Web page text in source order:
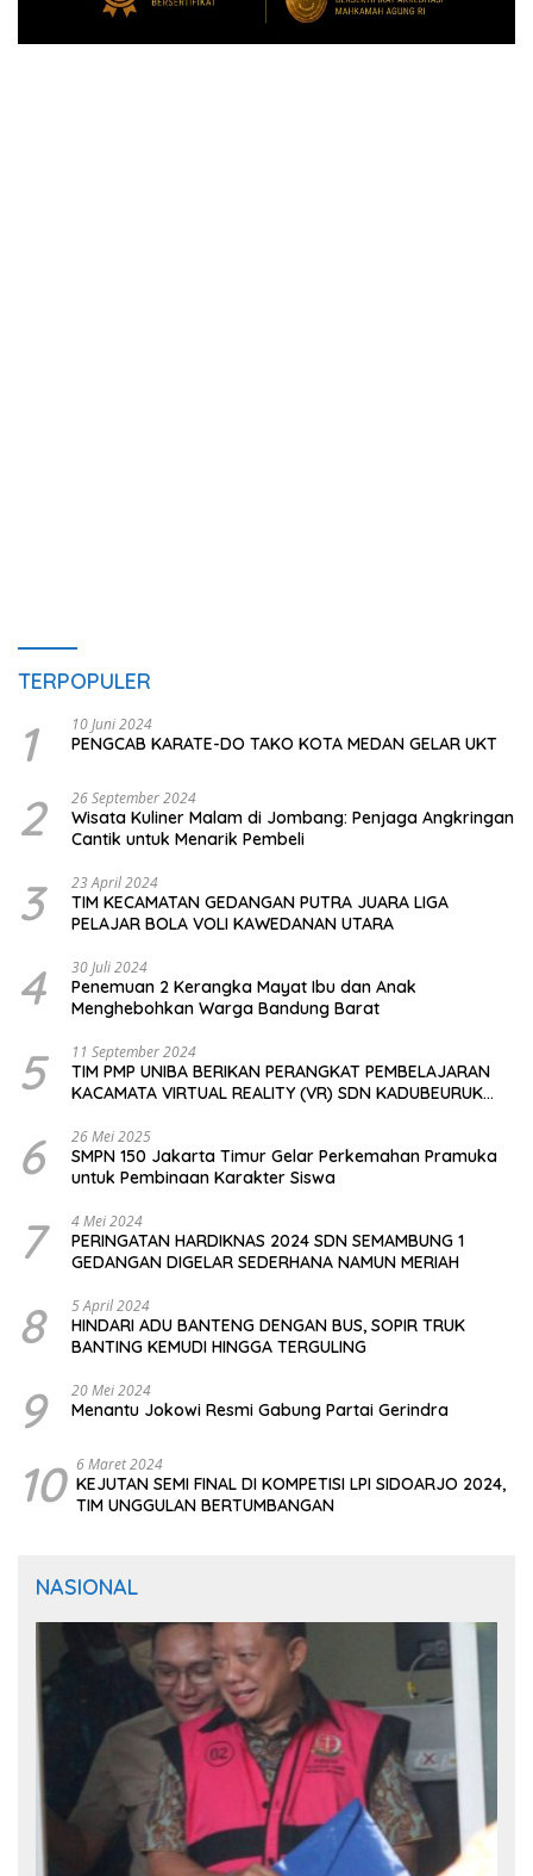
TERPOPULER
1 10 Juni 2024
PENGCAB KARATE-DO TAKO KOTA MEDAN GELAR UKT
2 26 September 2024
Wisata Kuliner Malam di Jombang: Penjaga Angkringan
Cantik untuk Menarik Pembeli
3 23 April 2024
TIM KECAMATAN GEDANGAN PUTRA JUARA LIGA
PELAJAR BOLA VOLI KAWEDANAN UTARA
4 30 Juli 2024
Penemuan 2 Kerangka Mayat Ibu dan Anak
Menghebohkan Warga Bandung Barat
5 11 September 2024
TIM PMP UNIBA BERIKAN PERANGKAT PEMBELAJARAN
KACAMATA VIRTUAL REALITY (VR) SDN KADUBEURUK
6 26 Mei 2025
SMPN 150 Jakarta Timur Gelar Perkemahan Pramuka
untuk Pembinaan Karakter Siswa
7 4 Mei 2024
PERINGATAN HARDIKNAS 2024 SDN SEMAMBUNG 1
GEDANGAN DIGELAR SEDERHANA NAMUN MERIAH
8 5 April 2024
HINDARI ADU BANTENG DENGAN BUS, SOPIR TRUK
BANTING KEMUDI HINGGA TERGULING
9 20 Mei 2024
Menantu Jokowi Resmi Gabung Partai Gerindra
10 6 Maret 2024
KEJUTAN SEMI FINAL DI KOMPETISI LPI SIDOARJO 2024,
TIM UNGGULAN BERTUMBANGAN
NASIONAL